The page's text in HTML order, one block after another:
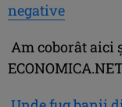
negative
Am coborât aici